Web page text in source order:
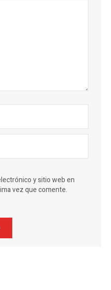
y sitio web en
vez que comente.